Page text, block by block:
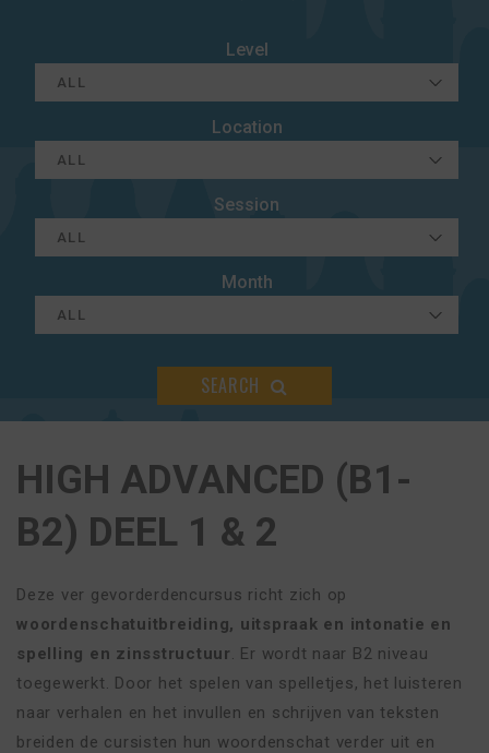
Level
Location
Session
Month
SEARCH
HIGH ADVANCED (B1-
B2) DEEL 1 & 2
Deze ver gevorderdencursus richt zich op
woordenschatuitbreiding, uitspraak en intonatie en
spelling en zinsstructuur. Er wordt naar B2 niveau
toegewerkt. Door het spelen van spelletjes, het luisteren
naar verhalen en het invullen en schrijven van teksten
breiden de cursisten hun woordenschat verder uit en